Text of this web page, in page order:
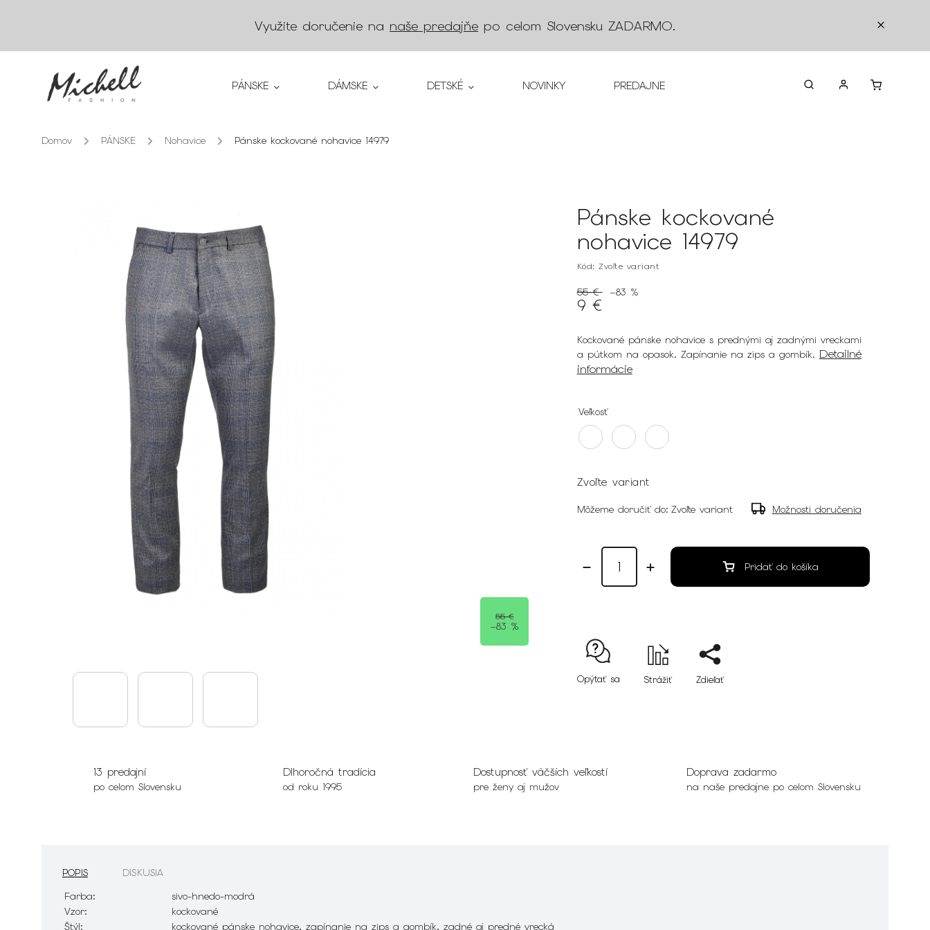
Využite doručenie na naše predajňe po celom Slovensku ZADARMO.
PÁNSKE DÁMSKE DETSKÉ NOVINKY PREDAJNE KONTAKTY
Domov / PÁNSKE / Nohavice / Pánske kockované nohavice 14979
55 €
–83 %
Pánske kockované
nohavice 14979
Kód: Zvoľte variant
55 € –83 %
9 €
Kockované pánske nohavice s prednými aj zadnými vreckami
a pútkom na opasok. Zapínanie na zips a gombík. Detailné
informácie
Veľkosť
Zvoľte variant
Môžeme doručiť do: Zvoľte variant Možnosti doručenia
Pridať do košíka
Opýtať sa Strážiť Zdieľať
13 predajní
po celom Slovensku
Dlhoročná tradícia
od roku 1995
Dostupnosť väčších veľkostí
pre ženy aj mužov
Doprava zadarmo
na naše predajne po celom Slovensku
POPIS
DISKUSIA
Farba:
sivo-hnedo-modrá
Vzor:
kockované
Štýl:
kockované pánske nohavice, zapínanie na zips a gombík, zadné aj predné vrecká